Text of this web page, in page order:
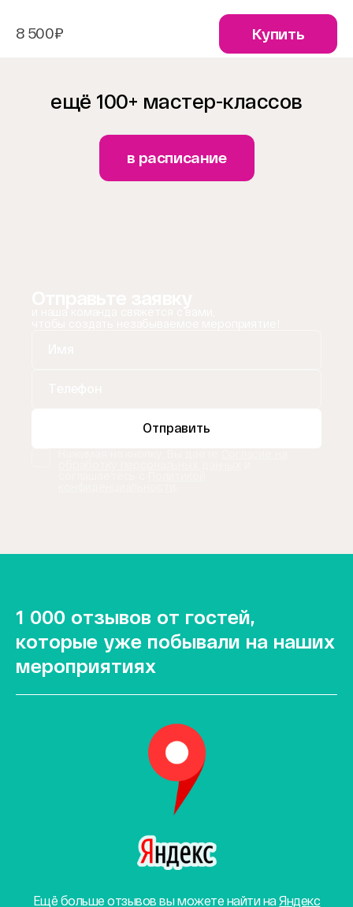
8 500₽ Купить
ещё 100+ мастер-классов
в расписание
Отправить
1 000 отзывов от гостей,
которые уже побывали на наших
мероприятиях
Ещё больше отзывов вы можете найти наЯндекс